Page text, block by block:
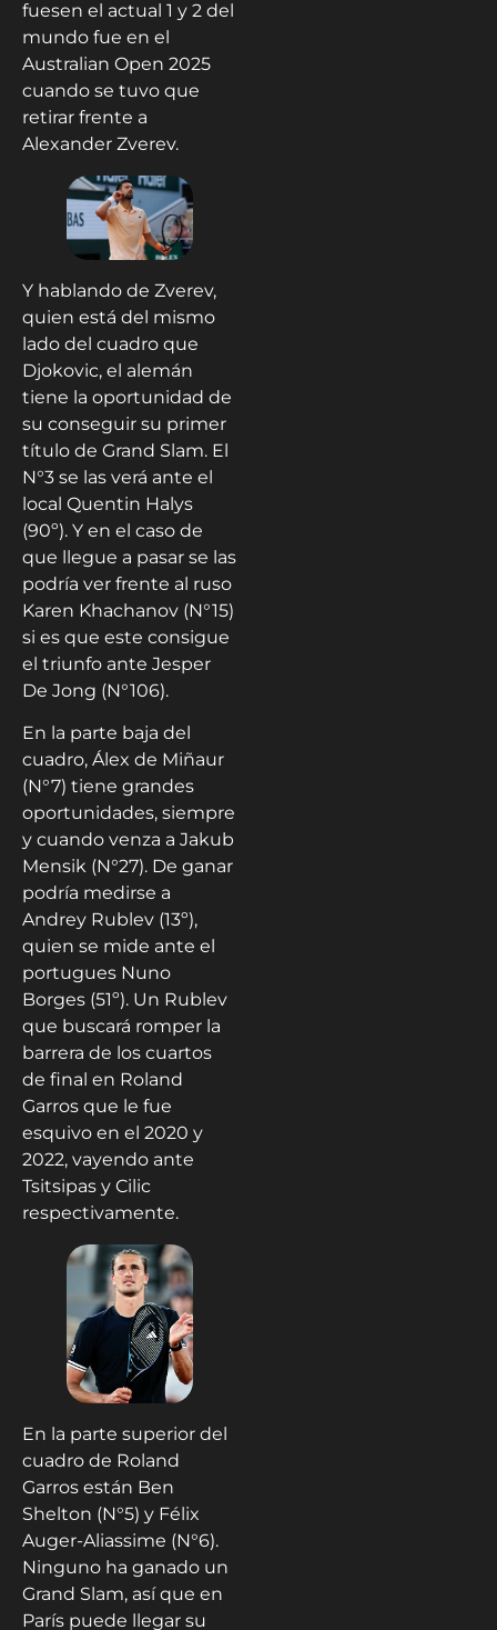
fuesen el actual 1 y 2 del
mundo fue en el
Australian Open 2025
cuando se tuvo que
retirar frente a
Alexander Zverev.
Y hablando de Zverev,
quien está del mismo
lado del cuadro que
Djokovic, el alemán
tiene la oportunidad de
su conseguir su primer
título de Grand Slam. El
N°3 se las verá ante el
local Quentin Halys
(90º). Y en el caso de
que llegue a pasar se las
podría ver frente al ruso
Karen Khachanov (N°15)
si es que este consigue
el triunfo ante Jesper
De Jong (N°106).
En la parte baja del
cuadro, Álex de Miñaur
(N°7) tiene grandes
oportunidades, siempre
y cuando venza a Jakub
Mensik (N°27). De ganar
podría medirse a
Andrey Rublev (13º),
quien se mide ante el
portugues Nuno
Borges (51º). Un Rublev
que buscará romper la
barrera de los cuartos
de final en Roland
Garros que le fue
esquivo en el 2020 y
2022, vayendo ante
Tsitsipas y Cilic
respectivamente.
En la parte superior del
cuadro de Roland
Garros están Ben
Shelton (N°5) y Félix
Auger-Aliassime (N°6).
Ninguno ha ganado un
Grand Slam, así que en
París puede llegar su